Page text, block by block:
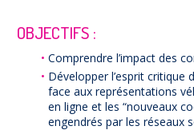
OBJECTIFS :
Comprendre l’impact des
Développer l’esprit critique
face aux représentations
en ligne et les “nouveaux
engendrés par les réseaux